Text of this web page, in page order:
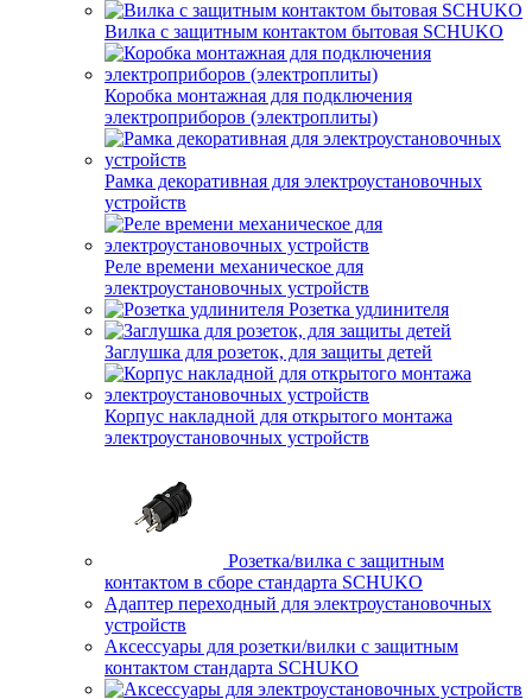
Вилка с защитным контактом бытовая SCHUKO
Коробка монтажная для подключения
электроприборов (электроплиты)
Рамка декоративная для электроустановочных
устройств
Реле времени механическое для
электроустановочных устройств
Розетка удлинителя
Заглушка для розеток, для защиты детей
Корпус накладной для открытого монтажа
электроустановочных устройств
Розетка/вилка с защитным
контактом в сборе стандарта SCHUKO
Адаптер переходный для электроустановочных
устройств
Аксессуары для розетки/вилки с защитным
контактом стандарта SCHUKO